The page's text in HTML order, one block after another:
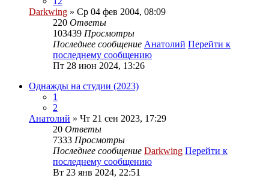
Darkwing » Ср 04 фев 2004, 08:09
220 Ответы
103439 Просмотры
Последнее сообщение Анатолий Перейти к
последнему сообщению
Пт 28 июн 2024, 13:26
Однажды на студии (2023)
1
2
Анатолий » Чт 21 сен 2023, 17:29
20 Ответы
7333 Просмотры
Последнее сообщение Darkwing Перейти к
последнему сообщению
Вт 23 янв 2024, 22:51